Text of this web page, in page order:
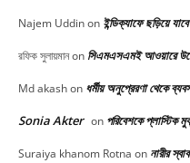
Najem Uddinon ইন্ডিক্যাফে ছড়িয়ে
রফিক সুলায়মানon সিএমএসএমই আওয়ারে
Md akashon ধর্মীয় অনুপ্রেরণা থেকে
Sonia Akter on পরিবেশকে প্লাস্টিক
Suraiya khanom Rotna on নারীর